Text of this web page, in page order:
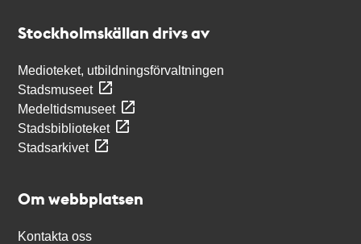
Stockholmskällan drivs av
Medioteket, utbildningsförvaltningen
Stadsmuseet
Medeltidsmuseet
Stadsbiblioteket
Stadsarkivet
Om webbplatsen
Kontakta oss